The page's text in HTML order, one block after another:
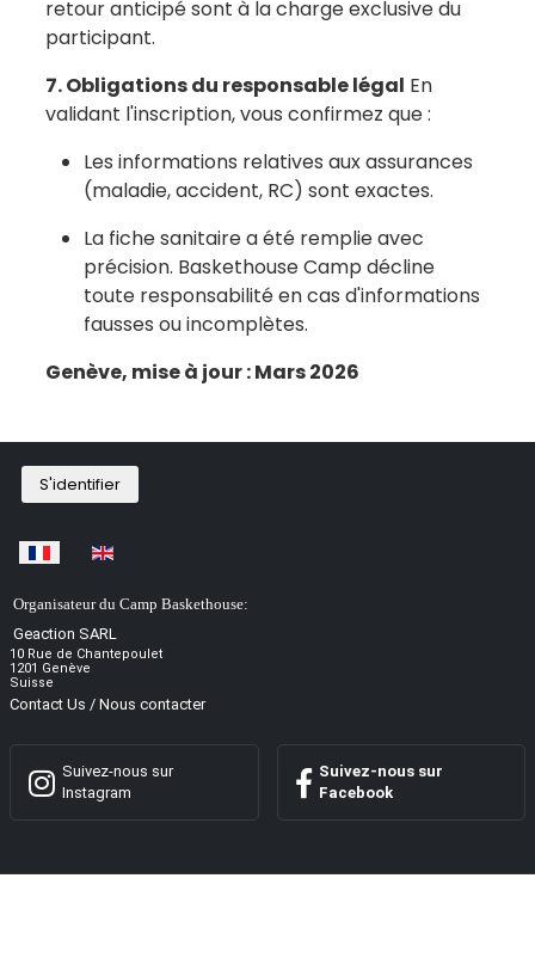
retour anticipé sont à la charge exclusive du
participant.
7. Obligations du responsable légal En
validant l'inscription, vous confirmez que :
Les informations relatives aux assurances
(maladie, accident, RC) sont exactes.
La fiche sanitaire a été remplie avec
précision. Baskethouse Camp décline
toute responsabilité en cas d'informations
fausses ou incomplètes.
Genève, mise à jour : Mars 2026
S'identifier
Sélectionnez votre langue
Organisateur du Camp Baskethouse:
Geaction SARL
10 Rue de Chantepoulet
1201 Genève
Suisse
Contact Us / Nous contacter
Suivez-nous sur
Instagram
Suivez-nous sur
Facebook